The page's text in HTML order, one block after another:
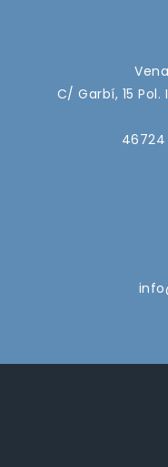
C/ Garbí, 15